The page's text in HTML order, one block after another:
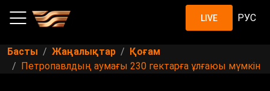
LIVE РУС
Басты Жаңалықтар
Қоғам
Петропавлдың аумағы 230 гектарға ұлғаюы мүмкін